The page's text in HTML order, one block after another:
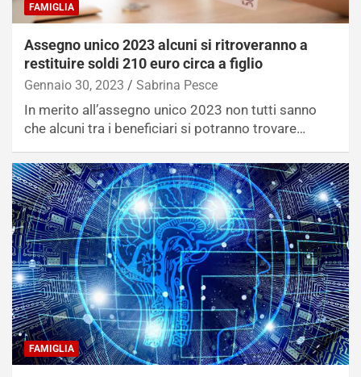
FAMIGLIA
Assegno unico 2023 alcuni si ritroveranno a
restituire soldi 210 euro circa a figlio
Gennaio 30, 2023 Sabrina Pesce
In merito all’assegno unico 2023 non tutti sanno
che alcuni tra i beneficiari si potranno trovare…
FAMIGLIA